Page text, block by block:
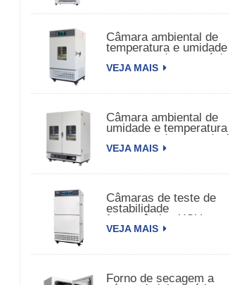
Câmara ambiental de
temperatura e umidade
constante de porta única
VEJA MAIS
Câmara ambiental de
umidade e temperatura
constante de porta dupla
VEJA MAIS
Câmaras de teste de
estabilidade
farmacêutica XCH-
320SD
VEJA MAIS
Forno de secagem a